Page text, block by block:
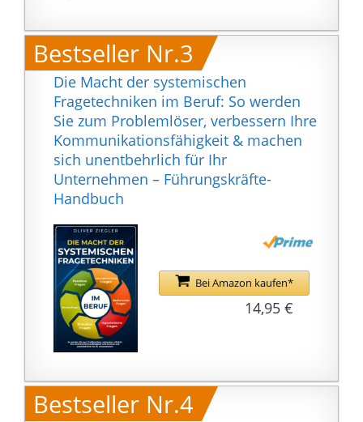
Bestseller Nr.3
Die Macht der systemischen
Fragetechniken im Beruf: So werden
Sie zum Problemlöser, verbessern Ihre
Kommunikationsfähigkeit & machen
sich unentbehrlich für Ihr
Unternehmen – Führungskräfte-
Handbuch
Bei Amazon kaufen*
14,95 €
Bestseller Nr.4